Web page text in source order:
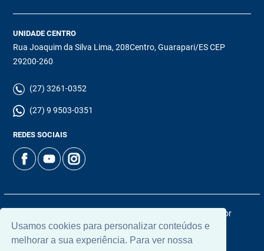
Usamos cookies para personalizar conteúdos e
melhorar a sua experiência. Para ver nossa
UNIDADE CENTRO
Rua Joaquim da Silva Lima, 208Centro, Guarapari/ES CEP
29200-260
(27) 3261-0352
(27) 9 9503-0351
REDES SOCIAIS
© 2026 | Chamoun Imóveis | CRECI: 5965J | Desenvolvido por
Universal Software.